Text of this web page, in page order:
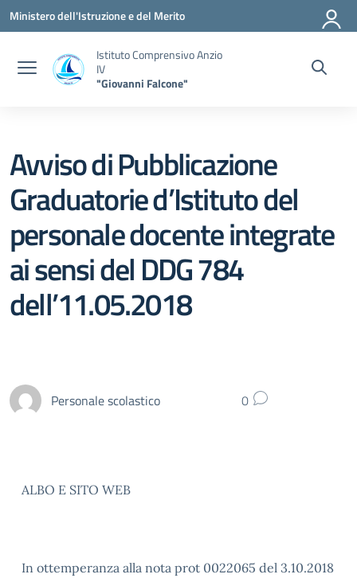
Vai ai contenuti
Vai al menu di navigazione
Vai al footer
Ministero dell'Istruzione e del Merito
Istituto Comprensivo Anzio
IV
"Giovanni Falcone"
Avviso di Pubblicazione
Graduatorie d’Istituto del
personale docente integrate
ai sensi del DDG 784
dell’11.05.2018
Personale scolastico 0
ALBO E SITO WEB
In ottemperanza alla nota prot 0022065 del 3.10.2018